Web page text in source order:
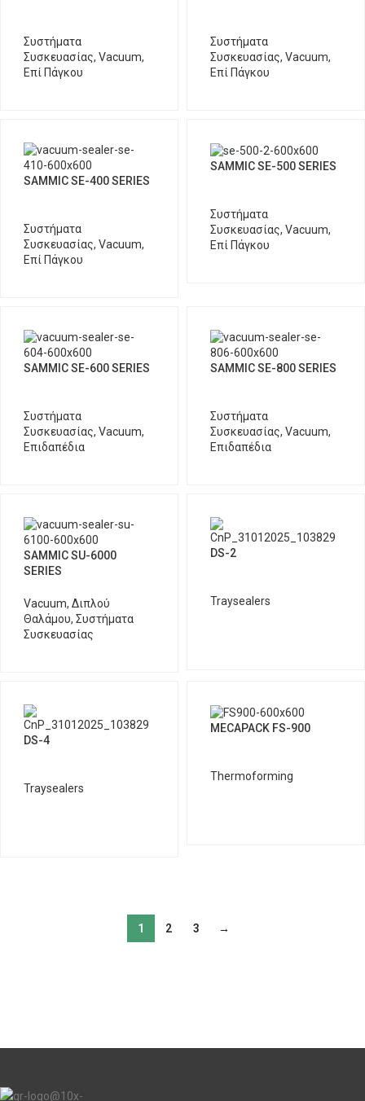
Συστήματα
Συσκευασίας, Vacuum,
Επί Πάγκου
Συστήματα
Συσκευασίας, Vacuum,
Επί Πάγκου
SAMMIC SE-400 SERIES
Συστήματα
Συσκευασίας, Vacuum,
Επί Πάγκου
SAMMIC SE-500 SERIES
Συστήματα
Συσκευασίας, Vacuum,
Επί Πάγκου
SAMMIC SE-600 SERIES
Συστήματα
Συσκευασίας, Vacuum,
Επιδαπέδια
SAMMIC SE-800 SERIES
Συστήματα
Συσκευασίας, Vacuum,
Επιδαπέδια
SAMMIC SU-6000
SERIES
Vacuum, Διπλού
Θαλάμου, Συστήματα
Συσκευασίας
DS-2
Traysealers
DS-4
Traysealers
MECAPACK FS-900
Thermoforming
1 2 3 →